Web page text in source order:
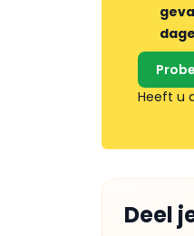
Heeft u
Deel